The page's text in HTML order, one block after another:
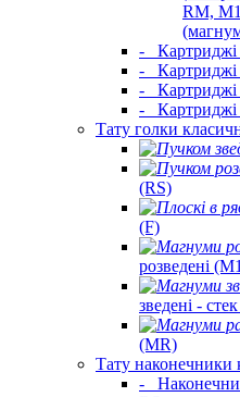
RM,
-
-
-
-
Тату голки
(RS)
(F)
розведені
зведені -
(MR)
Тату наконечники
-